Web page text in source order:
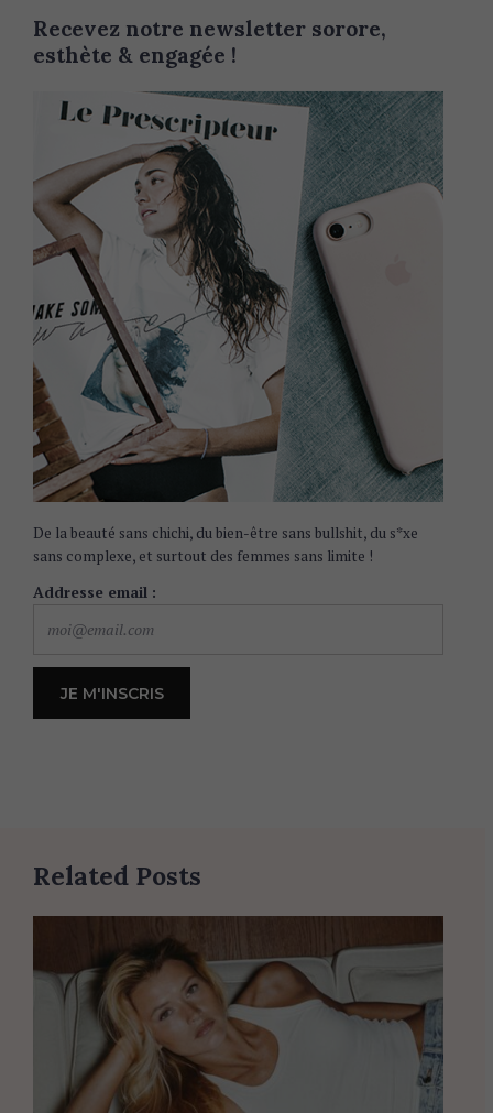
Recevez notre newsletter sorore,
esthète & engagée !
De la beauté sans chichi, du bien-être sans bullshit, du s*xe
sans complexe, et surtout des femmes sans limite !
Addresse email :
Related Posts